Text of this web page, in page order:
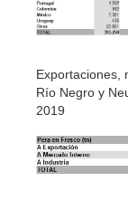
Exportaciones,
Río Negro y
2019